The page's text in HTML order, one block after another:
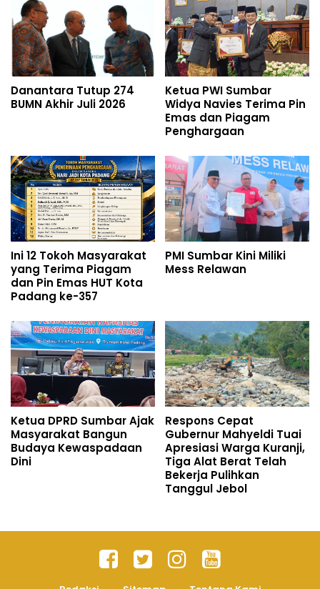
Danantara Tutup 274
BUMN Akhir Juli 2026
Ketua PWI Sumbar
Widya Navies Terima Pin
Emas dan Piagam
Penghargaan
Ini 12 Tokoh Masyarakat
yang Terima Piagam
dan Pin Emas HUT Kota
Padang ke-357
PMI Sumbar Kini Miliki
Mess Relawan
Ketua DPRD Sumbar Ajak
Masyarakat Bangun
Budaya Kewaspadaan
Dini
Respons Cepat
Gubernur Mahyeldi Tuai
Apresiasi Warga Kuranji,
Tiga Alat Berat Telah
Bekerja Pulihkan
Tanggul Jebol